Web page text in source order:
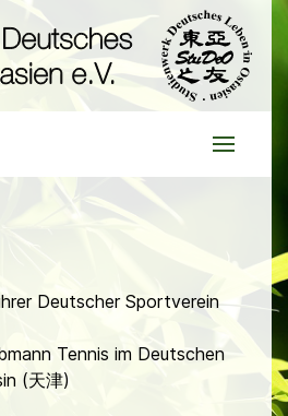
Deutscher Sportverein
Tennis im Deutschen
(天津)